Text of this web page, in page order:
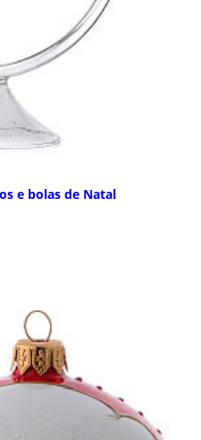
e bolas de Natal